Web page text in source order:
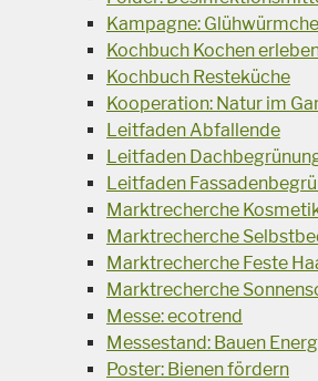
Kampagne:
Kochbuch Kochen
Kochbuch Resteküche
Kooperation: Natur im
Leitfaden Abfallende
Leitfaden
Leitfaden
Marktrecherche
Marktrecherche
Marktrecherche Feste
Marktrecherche
Messe: ecotrend
Messestand: Bauen
Poster: Bienen fördern